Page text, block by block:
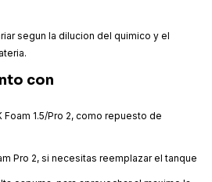
segun la dilucion del quimico y el
con
1.5/Pro 2, como repuesto de
Pro 2, si necesitas reemplazar el tanque